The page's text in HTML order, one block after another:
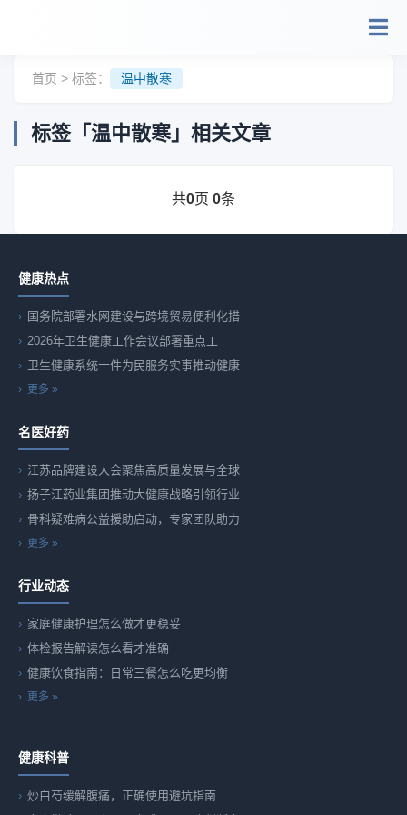
首页 > 标签： 温中散寒
标签「温中散寒」相关文章
共0页 0条
健康热点
国务院部署水网建设与跨境贸易便利化措
2026年卫生健康工作会议部署重点工
卫生健康系统十件为民服务实事推动健康
更多 »
名医好药
江苏品牌建设大会聚焦高质量发展与全球
扬子江药业集团推动大健康战略引领行业
骨科疑难病公益援助启动，专家团队助力
更多 »
行业动态
家庭健康护理怎么做才更稳妥
体检报告解读怎么看才准确
健康饮食指南：日常三餐怎么吃更均衡
更多 »
健康科普
炒白芍缓解腹痛，正确使用避坑指南